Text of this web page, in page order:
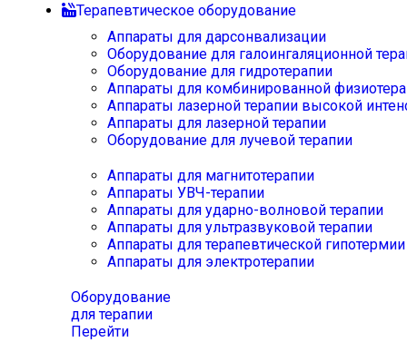
Терапевтическое оборудование
Аппараты для дарсонвализации
Оборудование для галоингаляционной
Оборудование для гидротерапии
Аппараты для комбинированной
Аппараты лазерной терапии высокой
Аппараты для лазерной терапии
Оборудование для лучевой терапии
Аппараты для магнитотерапии
Аппараты УВЧ-терапии
Аппараты для ударно-волновой терапии
Аппараты для ультразвуковой терапии
Аппараты для терапевтической
Аппараты для электротерапии
Оборудование
для терапии
Перейти